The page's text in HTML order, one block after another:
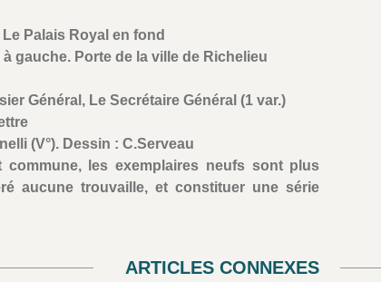
Palais Royal en fond
gauche. Porte de la ville de Richelieu
Général, Le Secrétaire Général (1 var.)
(V°). Dessin : C.Serveau
les exemplaires neufs sont plus
aucune trouvaille, et constituer une série
ARTICLES CONNEXES